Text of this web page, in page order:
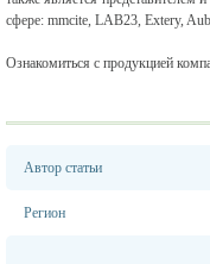
сфере: mmcite, LAB23, Extery,
Ознакомиться с продукцией
Автор статьи
Регион